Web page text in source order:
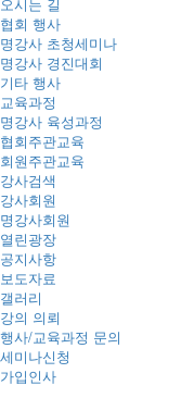
협회 행사
명강사 초청세미나
명강사 경진대회
기타 행사
교육과정
명강사 육성과정
협회주관교육
회원주관교육
강사검색
강사회원
명강사회원
열린광장
공지사항
보도자료
갤러리
강의 의뢰
행사/교육과정 문의
세미나신청
가입인사